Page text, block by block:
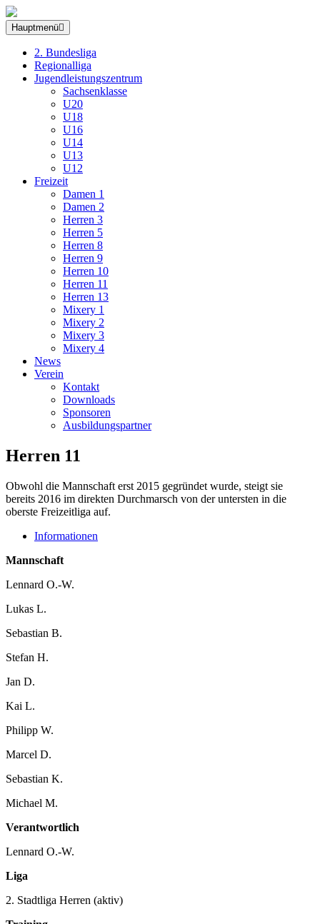
Hauptmenü
2. Bundesliga
Regionalliga
Jugendleistungszentrum
Sachsenklasse
U20
U18
U16
U14
U13
U12
Freizeit
Damen 1
Damen 2
Herren 3
Herren 5
Herren 8
Herren 9
Herren 10
Herren 11
Herren 13
Mixery 1
Mixery 2
Mixery 3
Mixery 4
News
Verein
Kontakt
Downloads
Sponsoren
Ausbildungspartner
Herren 11
Obwohl die Mannschaft erst 2015 gegründet wurde, steigt sie
bereits 2016 im direkten Durchmarsch von der untersten in die
oberste Freizeitliga auf.
Informationen
Mannschaft
Lennard O.-W.
Lukas L.
Sebastian B.
Stefan H.
Jan D.
Kai L.
Philipp W.
Marcel D.
Sebastian K.
Michael M.
Verantwortlich
Lennard O.-W.
Liga
2. Stadtliga Herren (aktiv)